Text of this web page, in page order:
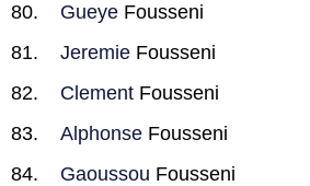
Gueye Fousseni
Jeremie Fousseni
Clement Fousseni
Alphonse Fousseni
Gaoussou Fousseni